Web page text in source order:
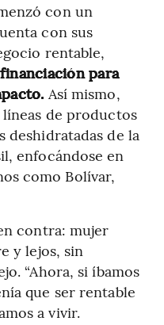
con un
con sus
rentable,
para
Así mismo,
de productos
deshidratadas de la
enfocándose en
como Bolívar,
contra: mujer
y lejos, sin
“Ahora, si íbamos
que ser rentable
a vivir.